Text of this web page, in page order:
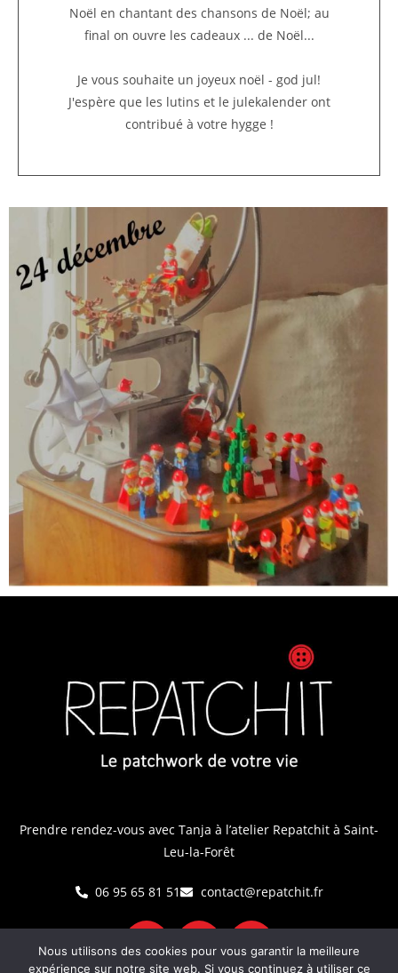
Noël en chantant des chansons de Noël; au
final on ouvre les cadeaux ... de Noël...
Je vous souhaite un joyeux noël - god jul!
J'espère que les lutins et le julekalender ont
contribué à votre hygge !
Prendre rendez-vous avec Tanja à l’atelier Repatchit à Saint-
Leu-la-Forêt
06 95 65 81 51 contact@repatchit.fr
Nous utilisons des cookies pour vous garantir la meilleure
expérience sur notre site web. Si vous continuez à utiliser ce